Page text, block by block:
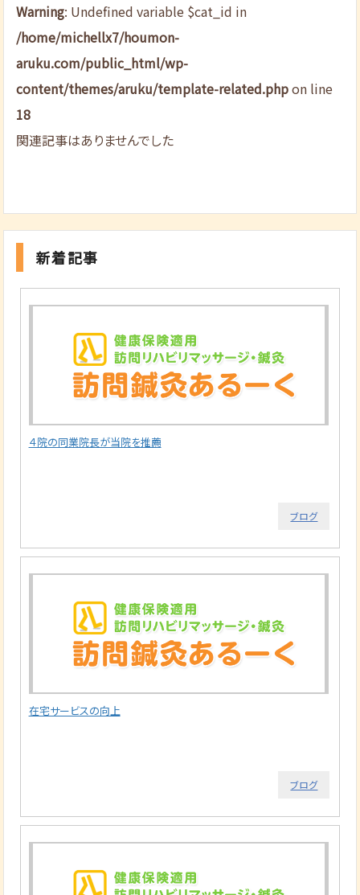
Warning: Undefined variable $cat_id in
/home/michellx7/houmon-
aruku.com/public_html/wp-
content/themes/aruku/template-related.phpon line
18
関連記事はありませんでした
新着記事
４院の同業院長が当院を推薦
ブログ
在宅サービスの向上
ブログ